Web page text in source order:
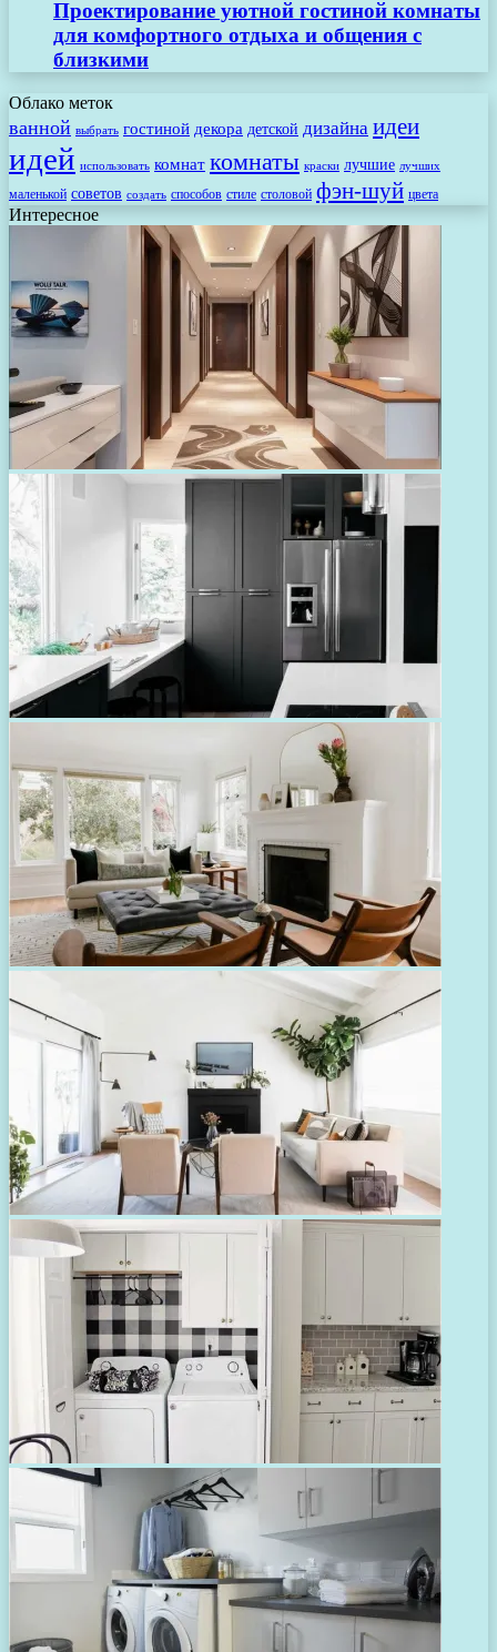
Проектирование уютной гостиной комнаты
для комфортного отдыха и общения с
близкими
Облако меток
ванной выбрать гостиной декора детской дизайна идеи
идей использовать комнат комнаты краски лучшие лучших
маленькой советов создать способов стиле столовой фэн-шуй цвета
Интересное